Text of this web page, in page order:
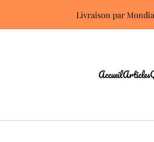
Livraison par
AccueilArticles